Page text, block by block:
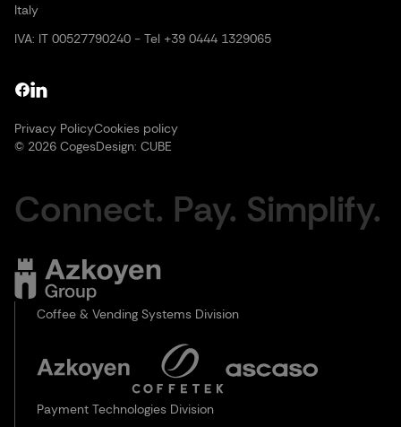
Italy
IVA: IT 00527790240 - Tel +39 0444 1329065
Privacy PolicyCookies policy
© 2026 CogesDesign: CUBE
Connect. Pay. Simplify.
Coffee & Vending Systems Division
Payment Technologies Division